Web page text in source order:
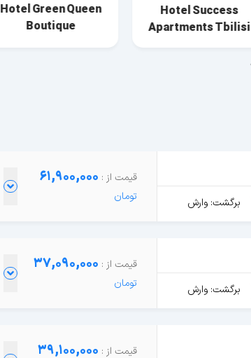
Hotel Success
Apartments Tbilisi
Hotel Green Queen
Boutique
برگشت: وارش
61,900,000
برگشت: وارش
37,090,000
39,100,000